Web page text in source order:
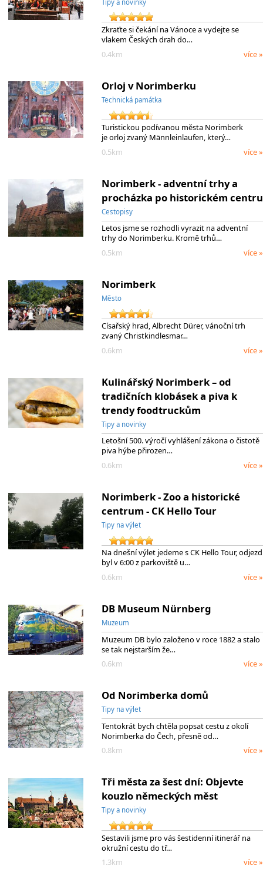
Tipy a novinky
Zkraťte si čekání na Vánoce a vydejte se
vlakem Českých drah do…
0.4km
více »
Orloj v Norimberku
Technická památka
Turistickou podívanou města Norimberk
je orloj zvaný Männleinlaufen, který…
0.5km
více »
Norimberk - adventní trhy a
procházka po historickém centru
Cestopisy
Letos jsme se rozhodli vyrazit na adventní
trhy do Norimberku. Kromě trhů…
0.5km
více »
Norimberk
Město
Císařský hrad, Albrecht Dürer, vánoční trh
zvaný Christkindlesmar…
0.6km
více »
Kulinářský Norimberk – od
tradičních klobásek a piva k
trendy foodtruckům
Tipy a novinky
Letošní 500. výročí vyhlášení zákona o čistotě
piva hýbe přirozen…
0.6km
více »
Norimberk - Zoo a historické
centrum - CK Hello Tour
Tipy na výlet
Na dnešní výlet jedeme s CK Hello Tour, odjezd
byl v 6:00 z parkoviště u…
0.6km
více »
DB Museum Nürnberg
Muzeum
Muzeum DB bylo založeno v roce 1882 a stalo
se tak nejstarším že…
0.6km
více »
Od Norimberka domů
Tipy na výlet
Tentokrát bych chtěla popsat cestu z okolí
Norimberka do Čech, přesně od…
0.8km
více »
Tři města za šest dní: Objevte
kouzlo německých měst
Tipy a novinky
Sestavili jsme pro vás šestidenní itinerář na
okružní cestu do tř…
1.3km
více »